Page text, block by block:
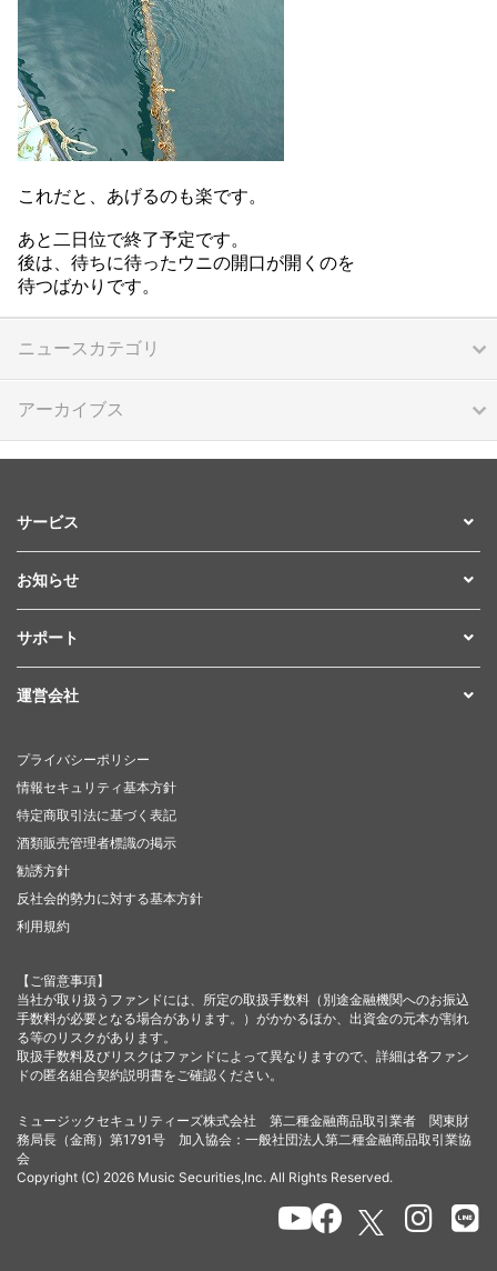
これだと、あげるのも楽です。
あと二日位で終了予定です。
後は、待ちに待ったウニの開口が開くのを
待つばかりです。
ニュースカテゴリ
アーカイブス
サービス
お知らせ
サポート
運営会社
プライバシーポリシー
情報セキュリティ基本方針
特定商取引法に基づく表記
酒類販売管理者標識の掲示
勧誘方針
反社会的勢力に対する基本方針
利用規約
【ご留意事項】
当社が取り扱うファンドには、所定の取扱手数料（別途金融機関へのお振込
手数料が必要となる場合があります。）がかかるほか、出資金の元本が割れ
る等のリスクがあります。
取扱手数料及びリスクはファンドによって異なりますので、詳細は各ファン
ドの匿名組合契約説明書をご確認ください。
ミュージックセキュリティーズ株式会社 第二種金融商品取引業者 関東財
務局長（金商）第1791号 加入協会：一般社団法人第二種金融商品取引業協
会
Copyright (C) 2026 Music Securities,Inc. All Rights Reserved.